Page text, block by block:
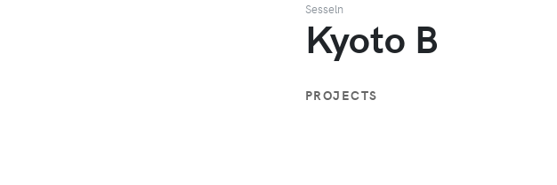
Sesseln
Kyoto B
PROJECTS